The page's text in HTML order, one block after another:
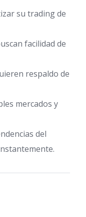
su trading de
facilidad de
respaldo de
mercados y
del